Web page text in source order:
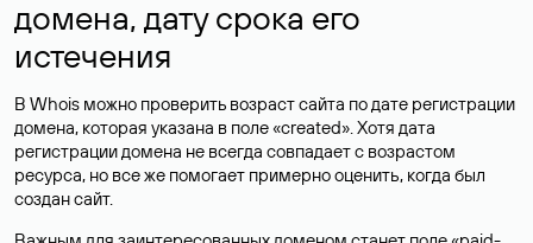
домена, дату срока его
истечения
В Whois можно проверить возраст сайта по дате регистрации
домена, которая указана в поле «created». Хотя дата
регистрации домена не всегда совпадает с возрастом
ресурса, но все же помогает примерно оценить, когда был
создан сайт.